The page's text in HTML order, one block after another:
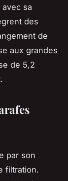
sa
des
de
aux grandes
de 5,2
par son
filtration.